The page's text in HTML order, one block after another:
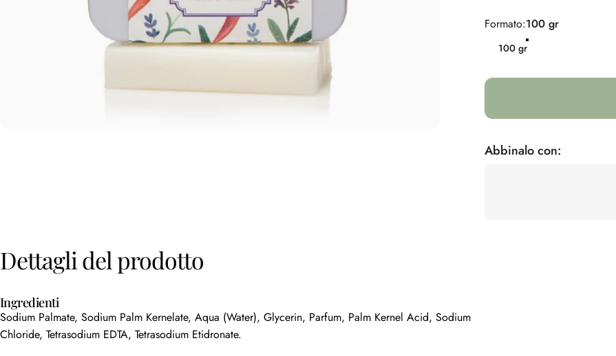
Formato
Formato:100 gr
100 gr
Abbinalo con:
Dettaglidelprodotto
Ingredienti
Sodium Palmate, Sodium Palm Kernelate, Aqua (Water), Glycerin, Parfum, Palm Kernel Acid, Sodium
Chloride, Tetrasodium EDTA, Tetrasodium Etidronate.